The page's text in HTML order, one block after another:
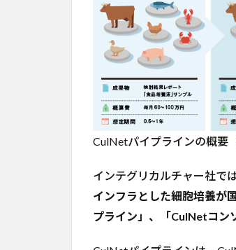
コ
メ
ン
ト
6
参
考
URL
CulNetパイプラインの概要
インテグリカルチャー社で
インフラとした細胞培養が
プライン」、「CulNetコン